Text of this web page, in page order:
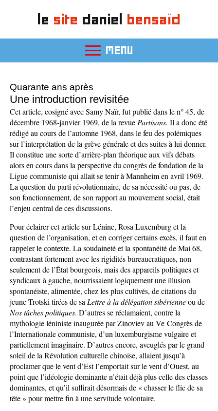
le site daniel bensaïd
MENU
Quarante ans après
Une introduction revisitée
Cet article, cosigné avec Samy Naïr, fut publié dans le n° 45, de
décembre 1968-janvier 1969, de la revue Partisans. Il a donc été
rédigé au cours de l’automne 1968, dans le feu des polémiques
sur l’interprétation de la grève générale et des suites à lui donner.
Il constitue une sorte d’arrière-plan théorique aux vifs débats
alors en cours dans la perspective du congrès de fondation de la
Ligue communiste qui allait se tenir à Mannheim en avril 1969.
La question du parti révolutionnaire, de sa nécessité ou pas, de
son fonctionnement, de son rapport au mouvement social, était
l’enjeu central de ces discussions.
Pour éclairer cet article sur Lénine, Rosa Luxemburg et la
question de l’organisation, et en corriger certains excès, il faut en
rappeler le contexte. La soudaineté et la spontanéité de Mai 68,
contrastant fortement avec les rigidités bureaucratiques, non
seulement de l’État bourgeois, mais des appareils politiques et
syndicaux à gauche, nourrissaient logiquement une illusion
spontanéiste, alimentée, chez les plus cultivés, de citations du
jeune Trotski tirées de sa Lettre à la délégation sibérienneou de
Nos tâches politiques. D’autres se réclamaient, contre la
mythologie léniniste inaugurée par Zinoviev au Ve Congrès de
l’Internationale communiste, d’un luxemburgisme vulgaire et
partiellement imaginaire. D’autres encore, aveuglés par le grand
soleil de la Révolution culturelle chinoise, allaient jusqu’à
proclamer que le vent d’Est l’emportait sur le vent d’Ouest, au
point que l’idéologie dominante n’était déjà plus celle des classes
dominantes, et qu’il suffirait désormais de « chasser le flic de sa
tête » pour mettre fin à une servitude volontaire.